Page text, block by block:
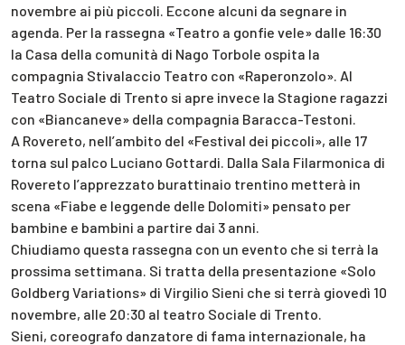
novembre ai più piccoli. Eccone alcuni da segnare in
agenda. Per la rassegna «Teatro a gonfie vele» dalle 16:30
la Casa della comunità di Nago Torbole ospita la
compagnia Stivalaccio Teatro con «Raperonzolo». Al
Teatro Sociale di Trento si apre invece la Stagione ragazzi
con «Biancaneve» della compagnia Baracca-Testoni.
A Rovereto, nell’ambito del «Festival dei piccoli», alle 17
torna sul palco Luciano Gottardi. Dalla Sala Filarmonica di
Rovereto l’apprezzato burattinaio trentino metterà in
scena «Fiabe e leggende delle Dolomiti» pensato per
bambine e bambini a partire dai 3 anni.
Chiudiamo questa rassegna con un evento che si terrà la
prossima settimana. Si tratta della presentazione «Solo
Goldberg Variations» di Virgilio Sieni che si terrà giovedì 10
novembre, alle 20:30 al teatro Sociale di Trento.
Sieni, coreografo danzatore di fama internazionale, ha